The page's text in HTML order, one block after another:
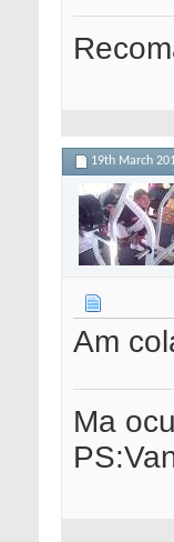
19th March
Am
Ma